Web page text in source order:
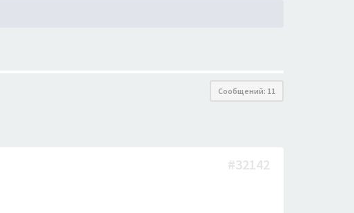
Сообщений: 11
#32142